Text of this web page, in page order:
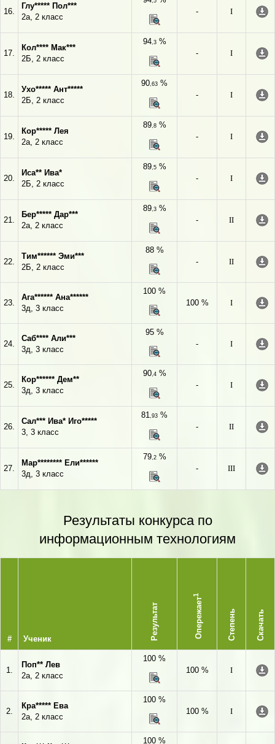
16.
Глу***** Пол***
2а, 2 класс
-
I
17.
Кол**** Мак***
2Б, 2 класс
94,3%
-
I
18.
Ухо***** Ант*****
2Б, 2 класс
90,63 %
-
I
19.
Кор***** Лея
2а, 2 класс
89,8%
-
I
20.
Иса** Ива*
2Б, 2 класс
89,5%
-
I
21.
Бер***** Дар***
2а, 2 класс
89,3%
-
II
22.
Тим****** Эми***
2Б, 2 класс
88 %
-
II
23.
Ага****** Ана******
3д, 3 класс
100 %
100 %
I
24.
Саб**** Али***
3д, 3 класс
95 %
-
I
25.
Кор****** Дем**
3д, 3 класс
90,4%
-
I
26.
Сал*** Ива* Иго*****
3, 3 класс
81,93 %
-
II
27.
Мар******** Ели******
3д, 3 класс
79,2%
-
III
Результаты конкурса по
информационным технологиям
# Ученик Результат Опережает
1
Степень Скачать
1.
Поп** Лев
2а, 2 класс
100 %
100 %
I
2.
Кра***** Ева
2а, 2 класс
100 %
100 %
I
100 %